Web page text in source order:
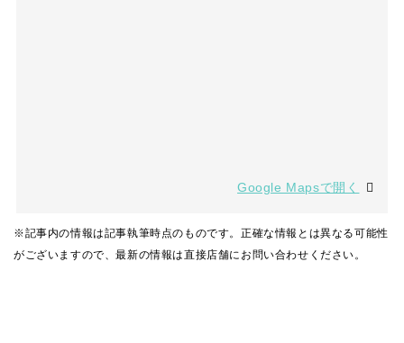
Google Mapsで開く
※記事内の情報は記事執筆時点のものです。正確な情報とは異なる可能性
がございますので、最新の情報は直接店舗にお問い合わせください。